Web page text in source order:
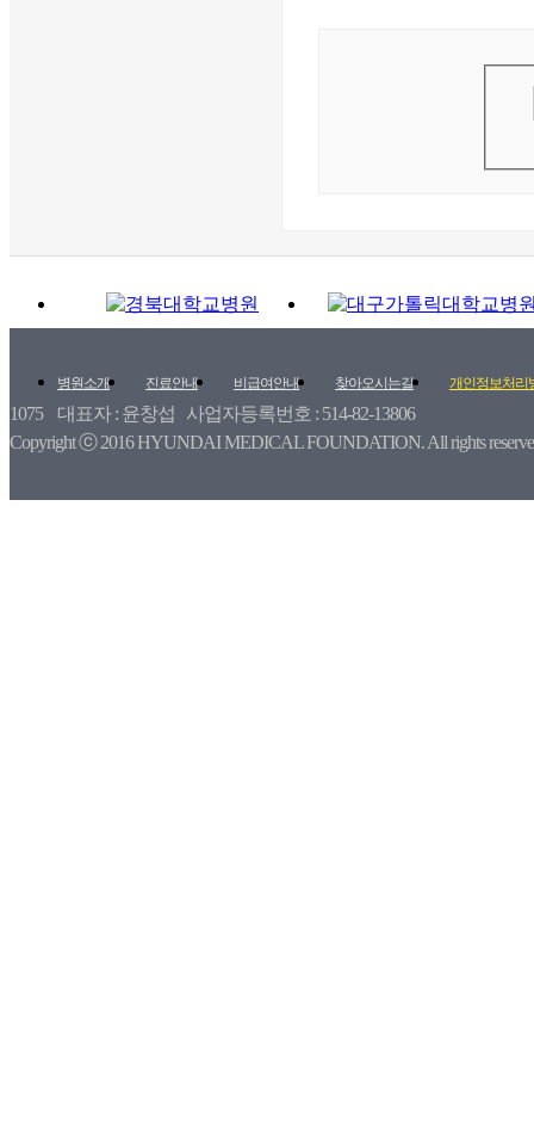
병원소개 진료안내 비급여안내 찾아오시는길 개인정보처리
1075 대표자 : 윤창섭 사업자등록번호 : 514-82-13806
Copyright ⓒ 2016 HYUNDAI MEDICAL FOUNDATION. All rights